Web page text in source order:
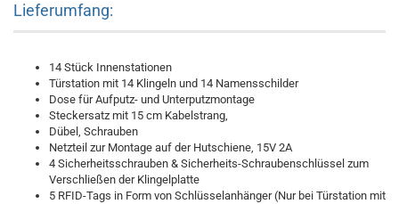
Lieferumfang:
14 Stück Innenstationen
Türstation mit 14 Klingeln und 14 Namensschilder
Dose für Aufputz- und Unterputzmontage
Steckersatz mit 15 cm Kabelstrang,
Dübel, Schrauben
Netzteil zur Montage auf der Hutschiene, 15V 2A
4 Sicherheitsschrauben & Sicherheits-Schraubenschlüssel zum
Verschließen der Klingelplatte
5 RFID-Tags in Form von Schlüsselanhänger (Nur bei Türstation mit